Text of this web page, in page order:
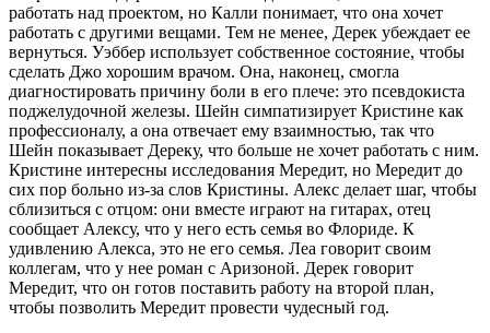
работать над проектом, но Калли понимает, что она хочет
работать с другими вещами. Тем не менее, Дерек убеждает ее
вернуться. Уэббер использует собственное состояние, чтобы
сделать Джо хорошим врачом. Она, наконец, смогла
диагностировать причину боли в его плече: это псевдокиста
поджелудочной железы. Шейн симпатизирует Кристине как
профессионалу, а она отвечает ему взаимностью, так что
Шейн показывает Дереку, что больше не хочет работать с ним.
Кристине интересны исследования Мередит, но Мередит до
сих пор больно из-за слов Кристины. Алекс делает шаг, чтобы
сблизиться с отцом: они вместе играют на гитарах, отец
сообщает Алексу, что у него есть семья во Флориде. К
удивлению Алекса, это не его семья. Леа говорит своим
коллегам, что у нее роман с Аризоной. Дерек говорит
Мередит, что он готов поставить работу на второй план,
чтобы позволить Мередит провести чудесный год.